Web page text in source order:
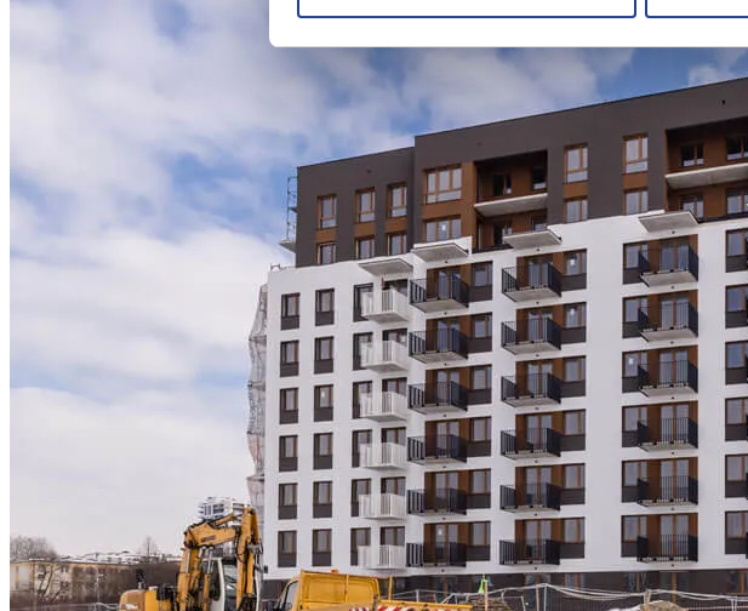
Niniejsza strona korzysta z plików cookie.
oferować funkcje społecznościowe i analizować
Informacje o tym, jak korzystasz z naszej witryny,
analitycznym. Partnerzy mogą połączyć te
korzystania z ich usług.
W serwisie wykorzystywane są pliki cookie w celach
wybranych przez użytkownika ustawień i wszelkich
zbierania informacji o tym, w jaki sposób
działania Serwisu do preferencji użytkowników,
Informacje, w tym dane osobowe, pozyskane w
przez Spravia Sp. z o.o. jako usługodawcę Serwisu
Spravia Sp. z o.o. W związku z powyższym
sprostowania, usunięcia, ograniczenia
wniesienia skargi do Prezesa Urzędu Ochrony
wykorzystywanych w Serwisie oraz inne informacje
są w
Polityce prywatności – pliki cookie .
Wybierając opcję „Zgadzam się” wyrażasz
Spravia Sp. z o.o. oraz jej Partnerów we
wycofać zgodę i dokonać zmiany ustawień
„Ustawienia plików cookie” dostępnego z poziomu